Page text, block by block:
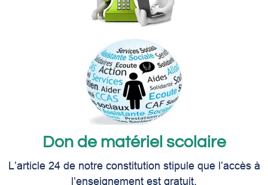
Don de matériel scolaire
L’article 24 de notre constitution stipule que l’accès à
l’enseignement est gratuit.